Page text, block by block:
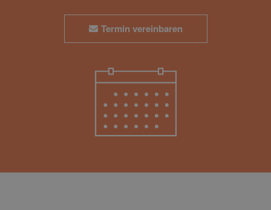
Termin vereinbaren